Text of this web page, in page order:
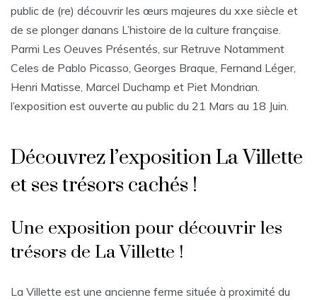
public de (re) découvrir les œurs majeures du xxe siècle et
de se plonger danans L’histoire de la culture française.
Parmi Les Oeuves Présentés, sur Retruve Notamment
Celes de Pablo Picasso, Georges Braque, Fernand Léger,
Henri Matisse, Marcel Duchamp et Piet Mondrian.
l’exposition est ouverte au public du 21 Mars au 18 Juin.
Découvrez l’exposition La Villette
et ses trésors cachés !
Une exposition pour découvrir les
trésors de La Villette !
La Villette est une ancienne ferme située à proximité du